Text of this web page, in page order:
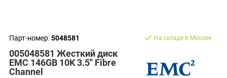
Парт-номер:5048581
005048581 Жесткий диск
EMC 146GB 10K 3.5'' Fibre
Channel
На складе в Москве